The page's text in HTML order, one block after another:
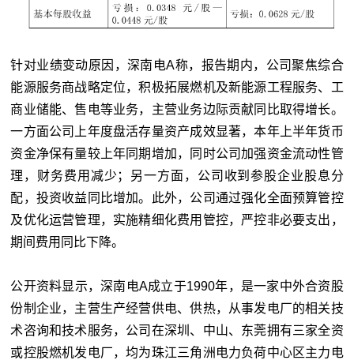
针对业绩变动原因，深南电A称，报告期内，公司聚焦综合
能源服务商战略定位，积极拓展燃机及新能源工程服务、工
商业储能、售电等业务，主营业务边际贡献同比取得增长。
一方面公司上年度盘活存量资产成效显著，本年上半年货币
资金净保有量较上年同期增加，同时公司加强资金流动性管
理，财务费用减少；另一方面，公司收到参股企业股息分
配，投资收益同比增加。此外，公司通过强化全面预算管控
及优化运营管理，实施精细化费用管控，严控非必要支出，
期间费用同比下降。
公开资料显示，深南电A成立于1990年， 是一家中外合资股
份制企业，主营生产经营供电、供热，从事发电厂的相关技
术咨询和技术服务，公司在深圳、中山、东莞拥有三家全资
或控股燃机发电厂，均为珠江三角洲电力负荷中心区主力电